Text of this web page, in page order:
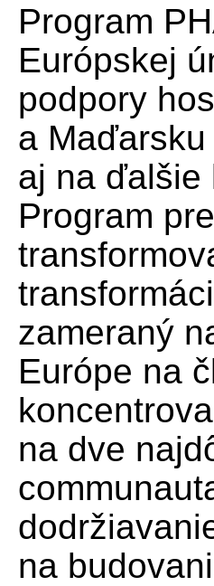
Program
Európskej
podpory
a
aj na ďalšie
Program
zameraný
Európe na
na dve
na